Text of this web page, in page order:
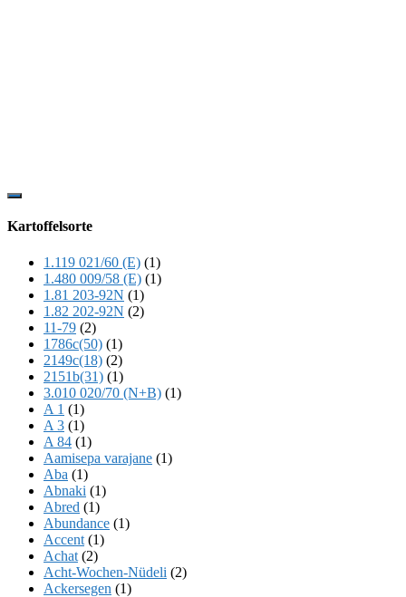
Show
Content
Kartoffelsorte
1.119 021/60 (E) (1)
1.480 009/58 (E) (1)
1.81 203-92N (1)
1.82 202-92N (2)
11-79 (2)
1786c(50) (1)
2149c(18) (2)
2151b(31) (1)
3.010 020/70 (N+B) (1)
A 1 (1)
A 3 (1)
A 84 (1)
Aamisepa varajane (1)
Aba (1)
Abnaki (1)
Abred (1)
Abundance (1)
Accent (1)
Achat (2)
Acht-Wochen-Nüdeli (2)
Ackersegen (1)